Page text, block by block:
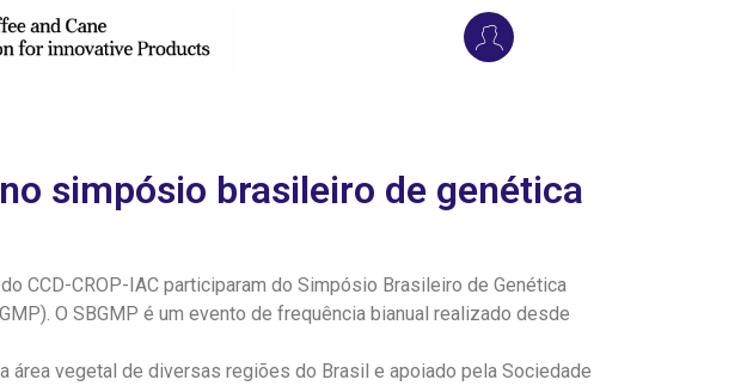
simpósio brasileiro de genética
CCD-CROP-IAC participaram do Simpósio Brasileiro de Genética
O SBGMP é um evento de frequência bianual realizado desde
área vegetal de diversas regiões do Brasil e apoiado pela Sociedade